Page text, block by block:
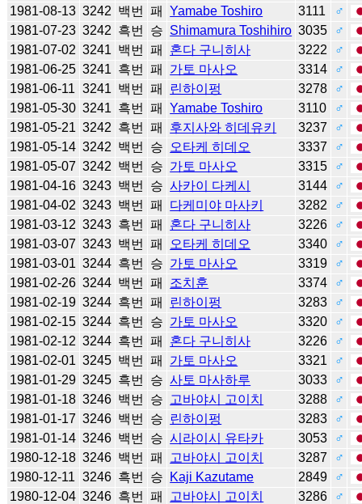
1981-08-13 3242 백번 패 Yamabe Toshiro 3111
♂
1981-07-23 3242 흑번 승 Shimamura Toshihiro 3035
♂
1981-07-02 3241 백번 패 혼다 구니히사 3222
♂
1981-06-25 3241 흑번 패 가토 마사오 3314
♂
1981-06-11 3241 백번 패 린하이펑 3278
♂
1981-05-30 3241 흑번 패 Yamabe Toshiro 3110
♂
1981-05-21 3242 흑번 패 후지사와 히데유키 3237
♂
1981-05-14 3242 백번 승 오타케 히데오 3337
♂
1981-05-07 3242 백번 승 가토 마사오 3315
♂
1981-04-16 3243 백번 승 사카이 다케시 3144
♂
1981-04-02 3243 백번 패 다케미야 마사키 3282
♂
1981-03-12 3243 흑번 패 혼다 구니히사 3226
♂
1981-03-07 3243 백번 패 오타케 히데오 3340
♂
1981-03-01 3244 흑번 승 가토 마사오 3319
♂
1981-02-26 3244 백번 패 조치훈 3374
♂
1981-02-19 3244 흑번 패 린하이펑 3283
♂
1981-02-15 3244 흑번 승 가토 마사오 3320
♂
1981-02-12 3244 흑번 패 혼다 구니히사 3226
♂
1981-02-01 3245 백번 패 가토 마사오 3321
♂
1981-01-29 3245 흑번 승 사토 마사하루 3033
♂
1981-01-18 3246 백번 승 고바야시 고이치 3288
♂
1981-01-17 3246 백번 승 린하이펑 3283
♂
1981-01-14 3246 백번 승 시라이시 유타카 3053
♂
1980-12-18 3246 백번 패 고바야시 고이치 3287
♂
1980-12-11 3246 흑번 승 Kaji Kazutame 2849
♂
1980-12-04 3246 흑번 패 고바야시 고이치 3286
♂